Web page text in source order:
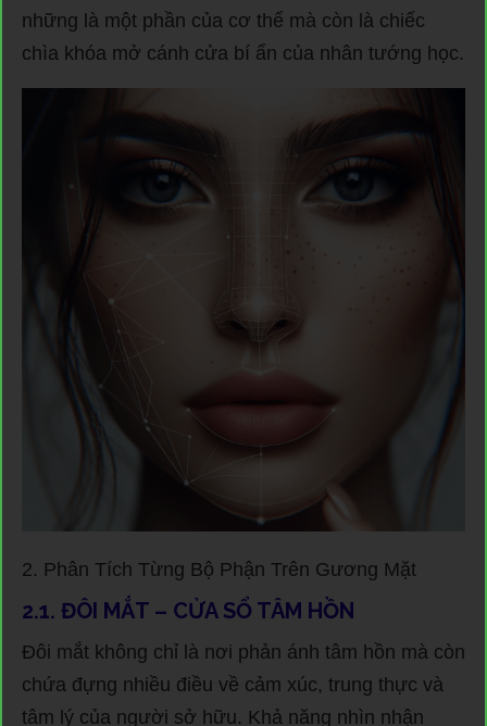
những là một phần của cơ thể mà còn là chiếc
chìa khóa mở cánh cửa bí ẩn của nhân tướng học.
2. Phân Tích Từng Bộ Phận Trên Gương Mặt
2.1. ĐÔI MẮT – CỬA SỔ TÂM HỒN
Đôi mắt không chỉ là nơi phản ánh tâm hồn mà còn
chứa đựng nhiều điều về cảm xúc, trung thực và
tâm lý của người sở hữu. Khả năng nhìn nhận